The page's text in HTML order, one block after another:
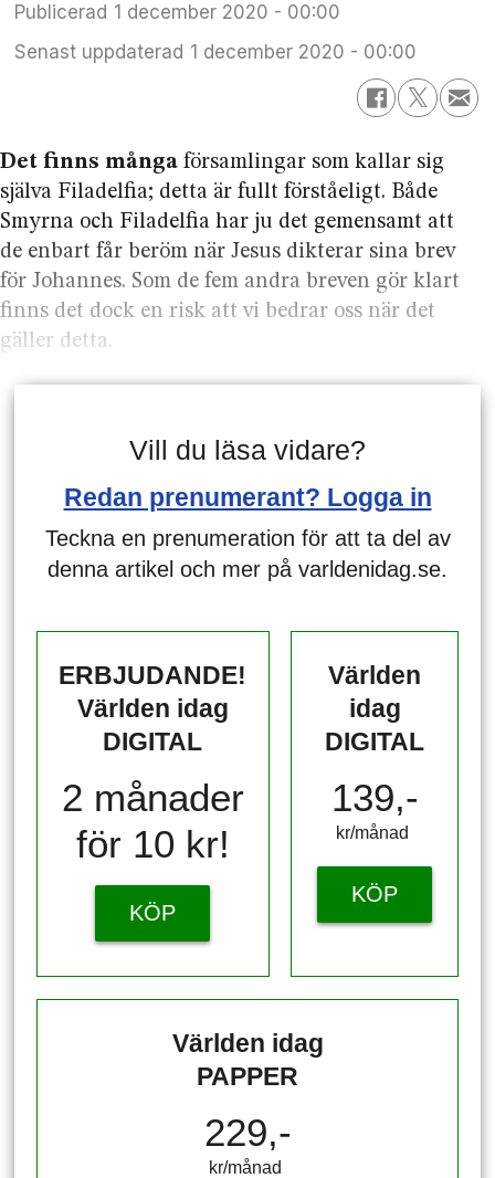
Publicerad
1 december 2020 - 00:00
Senast uppdaterad
1 december 2020 - 00:00
Det finns många församlingar som kallar sig
själva Filadelfia; detta är fullt förståeligt. Både
Smyrna och Filadelfia har ju det gemensamt att
de enbart får beröm när Jesus dikterar sina brev
för Johannes. Som de fem andra breven gör klart
finns det dock en risk att vi bedrar oss när det
gäller detta.
Vill du läsa vidare?
Redan prenumerant? Logga in
Teckna en prenumeration för att ta del av
denna artikel och mer på varldenidag.se.
ERBJUDANDE!
Världen idag
DIGITAL
2 månader
för 10 kr!
KÖP
Världen
idag
DIGITAL
139,-
kr/månad ​​​​​​
KÖP
Världen idag
PAPPER
229,-
kr/månad ​​​​​​